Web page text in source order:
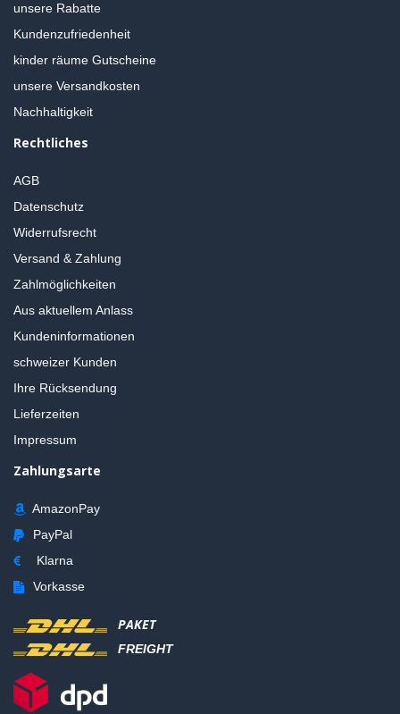
unsere Rabatte
Kundenzufriedenheit
kinder räume Gutscheine
unsere Versandkosten
Nachhaltigkeit
Rechtliches
AGB
Datenschutz
Widerrufsrecht
Versand & Zahlung
Zahlmöglichkeiten
Aus aktuellem Anlass
Kundeninformationen
schweizer Kunden
Ihre Rücksendung
Lieferzeiten
Impressum
Zahlungsarte
AmazonPay
PayPal
Klarna
Vorkasse
PAKET
FREIGHT